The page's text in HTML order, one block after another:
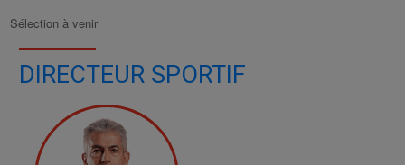
Sélection à venir
DIRECTEUR SPORTIF